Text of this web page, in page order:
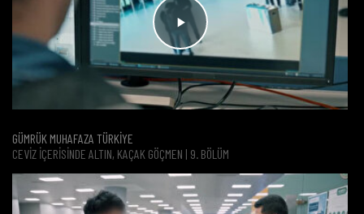
GÜMRÜK MUHAFAZA TÜRKİYE
CEVIZ İÇERISINDE ALTIN, KAÇAK GÖÇMEN | 9. BÖLÜM